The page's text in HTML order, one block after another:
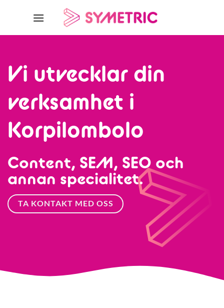
Vi utvecklar din
verksamhet i
Korpilombolo
Content, SEM, SEO och
annan specialitet.
TA KONTAKT MED OSS